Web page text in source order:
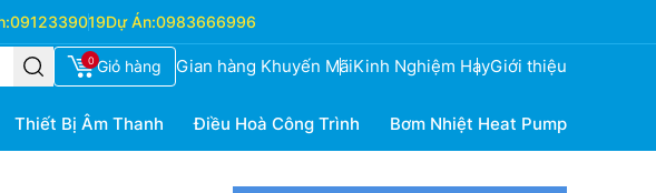
0912339019Dự Án:0983666996
0 Giỏ hàng Gian hàng Khuyến MãiKinh Nghiệm HayGiới thiệu
Thiết Bị Âm Thanh Điều Hoà Công Trình Bơm Nhiệt Heat Pump